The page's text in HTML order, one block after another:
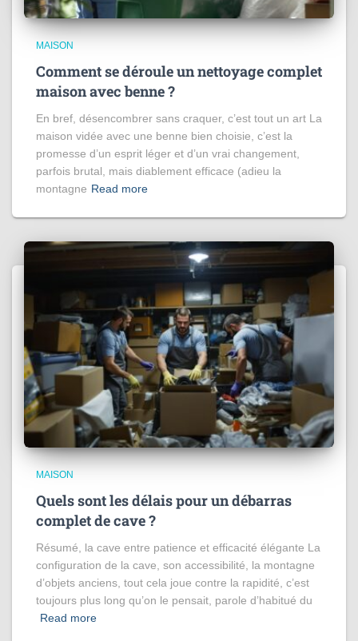
MAISON
Comment se déroule un nettoyage complet
maison avec benne ?
En bref, désencombrer sans craquer, c’est tout un art La
maison vidée avec une benne bien choisie, c’est la
promesse d’un esprit léger et d’un vrai changement,
parfois brutal, mais diablement efficace (adieu la
montagne Read more
MAISON
Quels sont les délais pour un débarras
complet de cave ?
Résumé, la cave entre patience et efficacité élégante La
configuration de la cave, son accessibilité, la montagne
d’objets anciens, tout cela joue contre la rapidité, c’est
toujours plus long qu’on le pensait, parole d’habitué du
Read more